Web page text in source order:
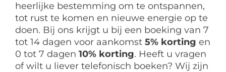
heerlijke bestemming om te ontspannen,
tot rust te komen en nieuwe energie op te
doen. Bij ons krijgt u bij een boeking van 7
tot 14 dagen voor aankomst 5% korting en
0 tot 7 dagen 10% korting. Heeft u vragen
of wilt u liever telefonisch boeken? Wij zijn